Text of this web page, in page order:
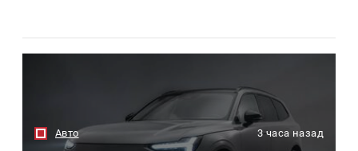
Авто 3 часа назад